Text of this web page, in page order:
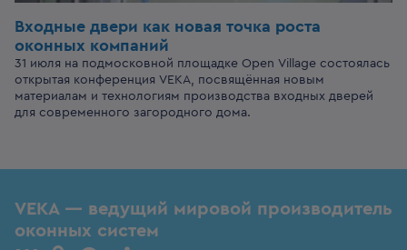
Входные двери как новая точка роста
оконных компаний
31 июля на подмосковной площадке Open Village состоялась
открытая конференция VEKA, посвящённая новым
материалам и технологиям производства входных дверей
для современного загородного дома.
VEKA — ведущий мировой производитель
оконных систем